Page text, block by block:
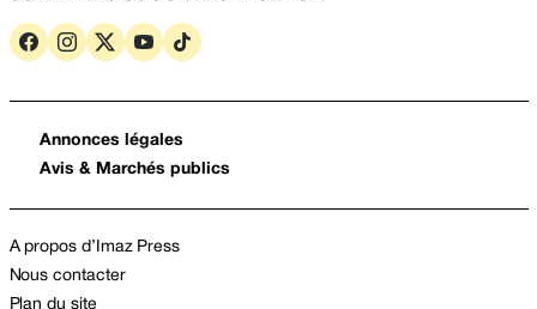
Annonces légales
Avis & Marchés publics
A propos d’Imaz Press
Nous contacter
Plan du site